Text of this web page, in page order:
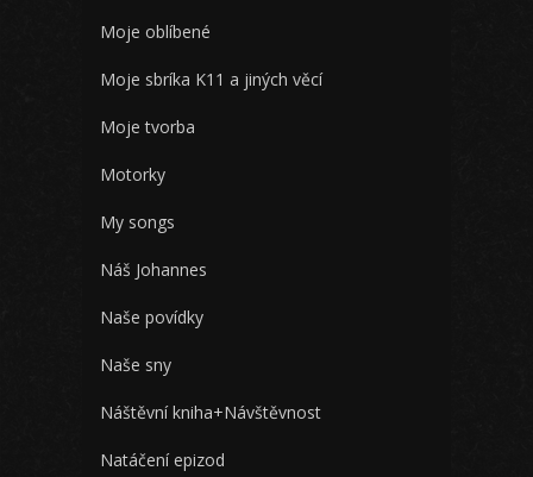
Moje oblíbené
Moje sbríka K11 a jiných věcí
Moje tvorba
Motorky
My songs
Náš Johannes
Naše povídky
Naše sny
Náštěvní kniha+Návštěvnost
Natáčení epizod